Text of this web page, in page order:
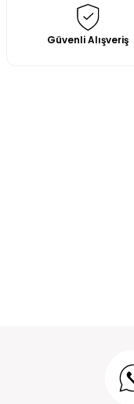
Güvenli Alışveriş